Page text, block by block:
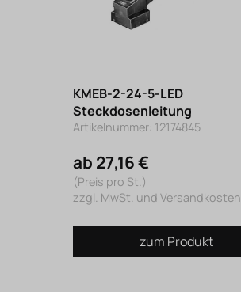
KMEB-2-24-5-LED
Steckdosenleitung
Artikelnummer: 12174845
ab 27,16 €
(Preis pro St.)
zzgl. MwSt. und Versandkosten
zum Produkt